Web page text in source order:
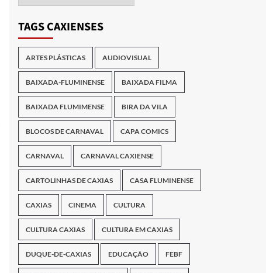
TAGS CAXIENSES
ARTES PLÁSTICAS AUDIOVISUAL
BAIXADA-FLUMINENSE BAIXADA FILMA
BAIXADA FLUMIMENSE BIRA DA VILA
BLOCOS DE CARNAVAL CAPA COMICS
CARNAVAL CARNAVAL CAXIENSE
CARTOLINHAS DE CAXIAS CASA FLUMINENSE
CAXIAS CINEMA CULTURA
CULTURA CAXIAS CULTURA EM CAXIAS
DUQUE-DE-CAXIAS EDUCAÇÃO FEBF